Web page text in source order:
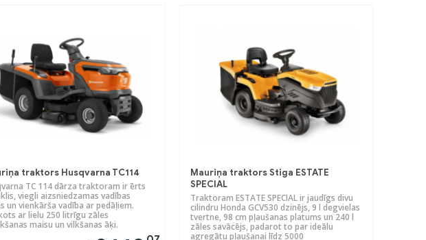
traktors Husqvarna TC114
TC 114 dārza traktoram ir ērts
viegli aizsniedzamas vadības
un vienkārša vadība ar pedāļiem.
ar lielu 250 litrīgu zāles
maisu un vilkšanas āķi.
Mauriņa traktors Stiga ESTATE
SPECIAL
Traktoram ESTATE SPECIAL ir jaudīgs divu
cilindru Honda GCV530 dzinējs, 9 l degvielas
tvertne, 98 cm pļaušanas platums un 240 l
zāles savācējs, padarot to par ideālu
agregātu pļaušanai līdz 5000